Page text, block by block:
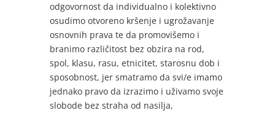
odgovornost da individualno i kolektivno
osudimo otvoreno kršenje i ugrožavanje
osnovnih prava te da promovišemo i
branimo različitost bez obzira na rod,
spol, klasu, rasu, etnicitet, starosnu dob i
sposobnost, jer smatramo da svi/e imamo
jednako pravo da izrazimo i uživamo svoje
slobode bez straha od nasilja,